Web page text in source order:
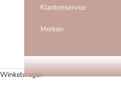
Klantenservice
Merken
Winkelwagen